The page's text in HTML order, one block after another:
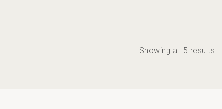
Showing all 5 results